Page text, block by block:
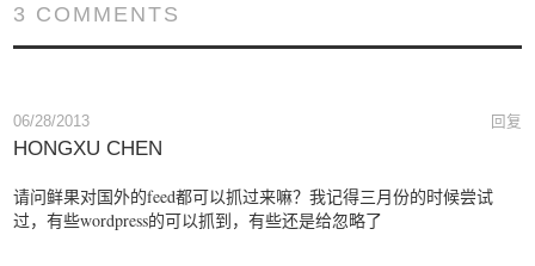
3 COMMENTS
回复
06/28/2013
HONGXU CHEN
请问鲜果对国外的feed都可以抓过来嘛？我记得三月份的时候尝试
过，有些wordpress的可以抓到，有些还是给忽略了